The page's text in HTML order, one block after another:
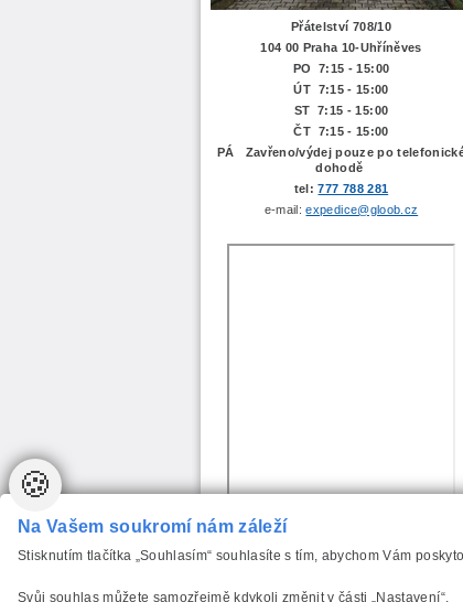
Přátelství 708/10
104 00 Praha 10-Uhříněves
PO 7:15 - 15:00
ÚT 7:15 - 15:00
ST 7:15 - 15:00
ČT 7:15 - 15:00
PÁ Zavřeno/výdej pouze po
dohodě
tel:777 788 281
e-mail:expedice@gloob.cz
🍪
Na Vašem soukromí nám záleží
Stisknutím tlačítka „Souhlasím“ souhlasíte s tím, abychom Vám
Svůj souhlas můžete samozřejmě kdykoli změnit v části „Nastavení“.